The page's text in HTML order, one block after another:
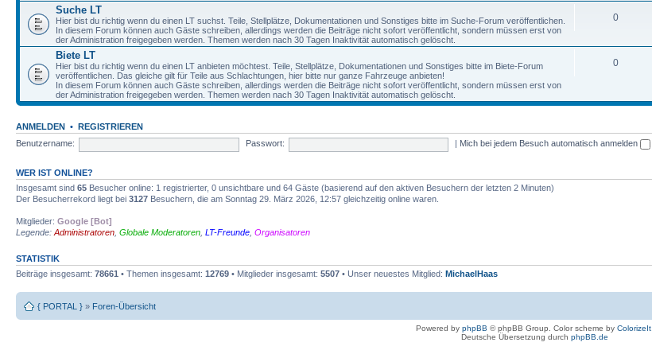
Suche LT
Hier bist du richtig wenn du einen LT suchst. Teile, Stellplätze, Dokumentationen und Sonstiges bitte im Suche-Forum veröffentlichen.
In diesem Forum können auch Gäste schreiben, allerdings werden die Beiträge nicht sofort veröffentlicht, sondern müssen erst von
der Administration freigegeben werden. Themen werden nach 30 Tagen Inaktivität automatisch gelöscht.
0
Biete LT
Hier bist du richtig wenn du einen LT anbieten möchtest. Teile, Stellplätze, Dokumentationen und Sonstiges bitte im Biete-Forum
veröffentlichen. Das gleiche gilt für Teile aus Schlachtungen, hier bitte nur ganze Fahrzeuge anbieten!
In diesem Forum können auch Gäste schreiben, allerdings werden die Beiträge nicht sofort veröffentlicht, sondern müssen erst von
der Administration freigegeben werden. Themen werden nach 30 Tagen Inaktivität automatisch gelöscht.
0
ANMELDEN • REGISTRIEREN
Benutzername:
Passwort: Mich bei jedem Besuch automatisch anmelden
WER IST ONLINE?
Insgesamt sind 65 Besucher online: 1 registrierter, 0 unsichtbare und 64 Gäste (basierend auf den aktiven Besuchern der letzten 2 Minuten)
Der Besucherrekord liegt bei 3127 Besuchern, die am Sonntag 29. März 2026, 12:57 gleichzeitig online waren.
Mitglieder: Google [Bot]
Legende: Administratoren Globale Moderatoren LT-Freunde Organisatoren
STATISTIK
Beiträge insgesamt: 78661 • Themen insgesamt: 12769 • Mitglieder insgesamt: 5507 • Unser neuestes Mitglied: MichaelHaas
{ PORTAL } » Foren-Übersicht
Powered by phpBB © phpBB Group. Color scheme by ColorizeIt.
Deutsche Übersetzung durch phpBB.de